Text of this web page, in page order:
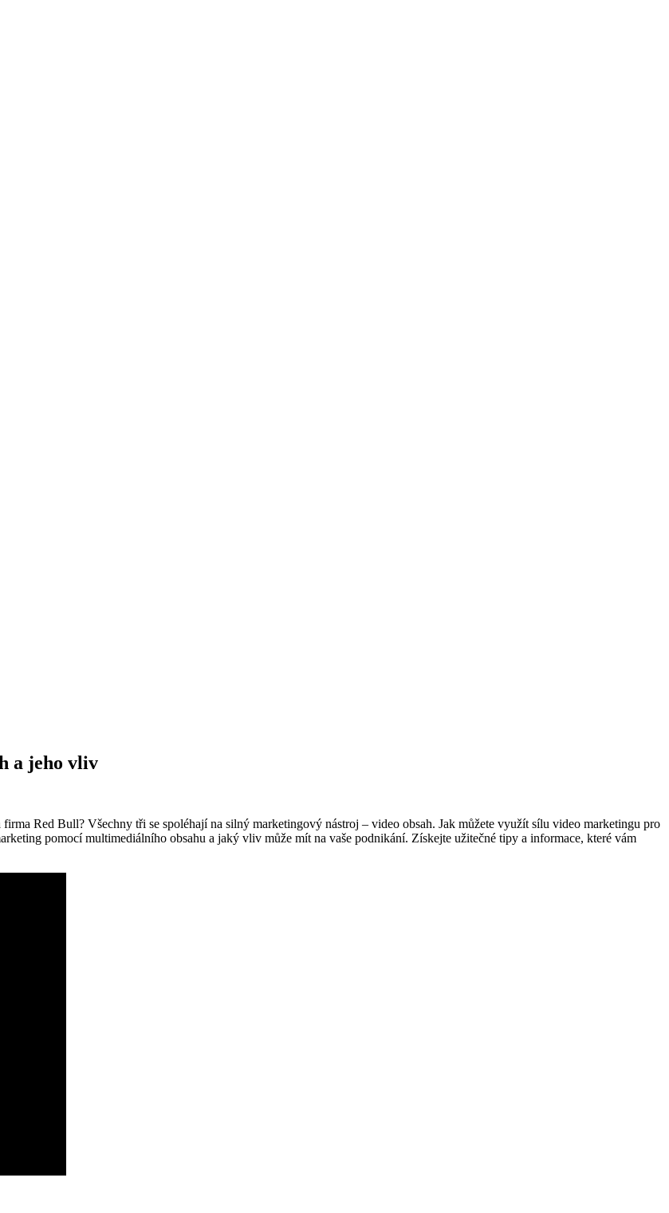
a jeho vliv
Red Bull? Všechny tři se spoléhají na silný marketingový nástroj – video obsah. Jak můžete využít sílu video marketingu pro
pomocí multimediálního obsahu a jaký vliv může mít na vaše podnikání. Získejte užitečné tipy a informace, které vám